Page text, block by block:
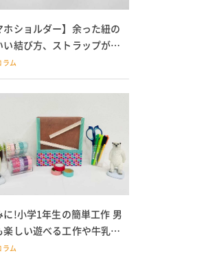
ホショルダー】余った紐の
い結び方、ストラップが落
見
ラム
に!小学1年生の簡単工作 男
楽しい遊べる工作や牛乳パ
箱も
ラム